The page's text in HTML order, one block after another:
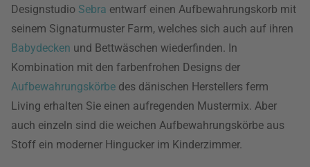
Designstudio Sebra entwarf einen Aufbewahrungskorb mit
seinem Signaturmuster Farm, welches sich auch auf ihren
Babydecken und Bettwäschen wiederfinden. In
Kombination mit den farbenfrohen Designs der
Aufbewahrungskörbe des dänischen Herstellers ferm
Living erhalten Sie einen aufregenden Mustermix. Aber
auch einzeln sind die weichen Aufbewahrungskörbe aus
Stoff ein moderner Hingucker im Kinderzimmer.